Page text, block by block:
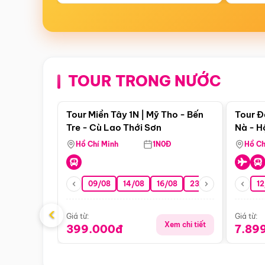
TOUR TRONG NƯỚC
Điểm nổi bật
Tour Miền Tây 1N | Mỹ Tho - Bến
Tre - Cù Lao Thới Sơn
Hồ Chí Minh 1N0Đ
09/08 14/08 16/08 23/08 30/08
Giá từ:
399.000đ Xem chi tiết
Tour
Nà -
Nha
Hồ
Giá từ:
‹